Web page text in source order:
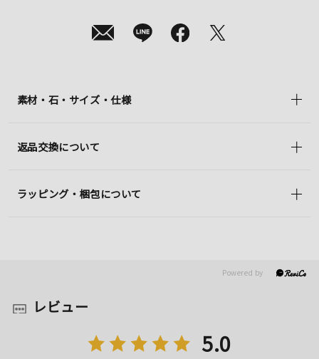
素材・石・サイズ・仕様
返品交換について
ラッピング・梱包について
レビュー
5.0